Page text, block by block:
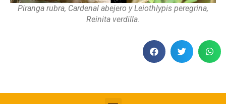
Piranga rubra, Cardenal abejero y Leiothlypis peregrina,
Reinita verdilla.